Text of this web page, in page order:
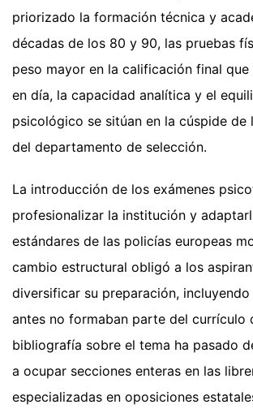
priorizado la formación técnica y
décadas de los 80 y 90, las pruebas
peso mayor en la calificación final
en día, la capacidad analítica y el
psicológico se sitúan en la cúspide de
del departamento de selección.
La introducción de los exámenes
profesionalizar la institución y
estándares de las policías europeas
cambio estructural obligó a los
diversificar su preparación,
antes no formaban parte del currículo
bibliografía sobre el tema ha pasado
a ocupar secciones enteras en las
especializadas en oposiciones